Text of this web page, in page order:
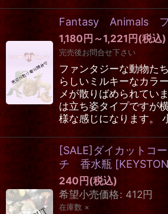
Fantasy Animals フ
1,180円 ～1,221円(税込)
完売後お問合せ下さい
ファンタジーな動物た
らしいミルキーなカラ
メが散りばめられてい
は立ち姿タイプですが
様な感じになります。
[SALE]ダイカットコ
チ 香水瓶 [
240円(税込)
希望小売価格: 412円
在庫数 ×